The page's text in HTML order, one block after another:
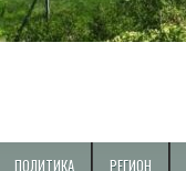
ПОЛИТИКА РЕГИОН